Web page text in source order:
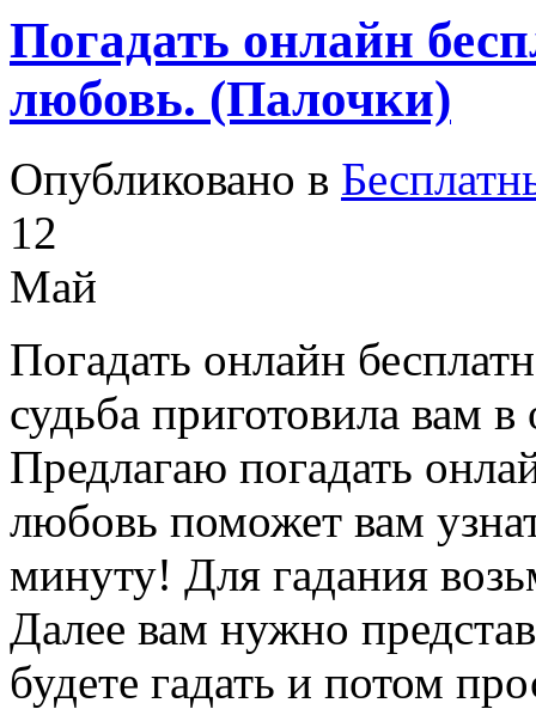
Погадать онлайн
любовь. (Палочки)
Опубликовано в
12
Май
Погадать онлайн
судьба приготовила вам
Предлагаю погадать
любовь поможет вам
минуту! Для гадания
Далее вам нужно
будете гадать и потом